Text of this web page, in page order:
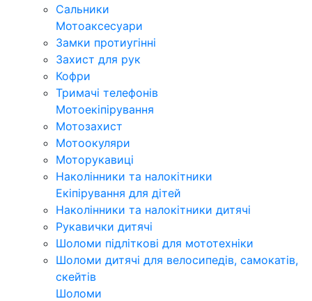
Сальники
Мотоаксесуари
Замки протиугінні
Захист для рук
Кофри
Тримачі телефонів
Мотоекіпірування
Мотозахист
Мотоокуляри
Моторукавиці
Наколінники та налокітники
Екіпірування для дітей
Наколінники та налокітники дитячі
Рукавички дитячі
Шоломи підліткові для мототехніки
Шоломи дитячі для велосипедів, самокатів,
скейтів
Шоломи